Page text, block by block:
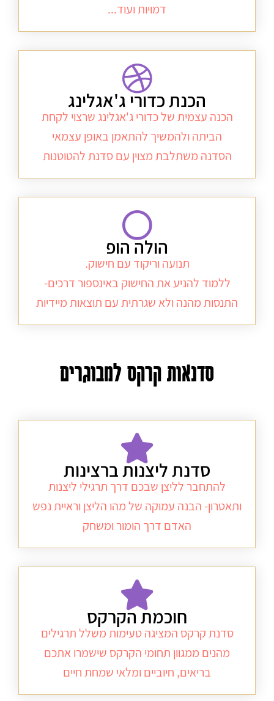
דמויות ועוד...
הכנת כדורי ג'אגלינג
הכנה עצמית של כדורי ג'אגלינג שרצוי לקחת
הביתה ולהמשיך להתאמן באופן עצמאי
הסדנה משתלבת מצוין עם סדנת להטוטנות
הולה הופ
תנועה וריקוד עם חישוק.
ללמוד להניע את החישוק באינספור דרכים-
התנסות מהנה ולא שגרתית עם תוצאות מיידיות
סדנאות קרקס למבוגרים
סדנת ליצנות ברצינות
להתחבר לליצן שבכם דרך תרגילי ליצנות
ותאטרון- הבנה עמוקה של מהו הליצן וראיית נפש
האדם דרך הומור ומשחק
חוכמת הקרקס
סדנת קרקס המציגה טעימות משלל תרגילים
מהנים ממגוון תחומי הקרקס שישמרו אתכם
בריאים, חיוביים ומלאי שמחת חיים